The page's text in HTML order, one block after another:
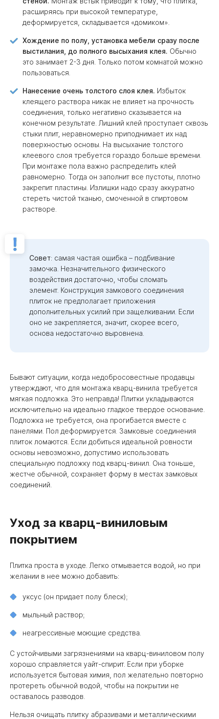
расширяясь при высокой температуре,
деформируется, складывается «домиком».
Хождение по полу, установка мебели сразу после
выстилания, до полного высыхания клея. Обычно
это занимает 2-3 дня. Только потом комнатой можно
пользоваться.
Нанесение очень толстого слоя клея. Избыток
клеящего раствора никак не влияет на прочность
соединения, только негативно сказывается на
конечном результате. Лишний клей проступает сквозь
стыки плит, неравномерно приподнимает их над
поверхностью основы. На высыхание толстого
клеевого слоя требуется гораздо больше времени.
При монтаже пола важно распределить клей
равномерно. Тогда он заполнит все пустоты, плотно
закрепит пластины. Излишки надо сразу аккуратно
стереть чистой тканью, смоченной в спиртовом
растворе.
Совет: cамая частая ошибка – подбивание
замочка. Незначительного физического
воздействия достаточно, чтобы сломать
элемент. Конструкция замкового соединения
плиток не предполагает приложения
дополнительных усилий при защелкивании. Если
оно не закрепляется, значит, скорее всего,
основа недостаточно выровнена.
Бывают ситуации, когда недобросовестные продавцы
утверждают, что для монтажа кварц-винила требуется
мягкая подложка. Это неправда! Плитки укладываются
исключительно на идеально гладкое твердое основание.
Подложка не требуется, она прогибается вместе с
панелями. Пол деформируется. Замковые соединения
плиток ломаются. Если добиться идеальной ровности
основы невозможно, допустимо использовать
специальную подложку под кварц-винил. Она тоньше,
жестче обычной, сохраняет форму в местах замковых
соединений.
Уход за кварц-виниловым
покрытием
Плитка проста в уходе. Легко отмывается водой, но при
желании в нее можно добавить:
уксус (он придает полу блеск);
мыльный раствор;
неагрессивные моющие средства.
С устойчивыми загрязнениями на кварц-виниловом полу
хорошо справляется уайт-спирит. Если при уборке
используется бытовая химия, пол желательно повторно
протереть обычной водой, чтобы на покрытии не
оставалось разводов.
Нельзя очищать плитку абразивами и металлическими